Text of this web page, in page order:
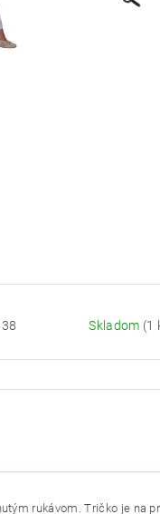
Skladom (1
rukávom. Tričko je na